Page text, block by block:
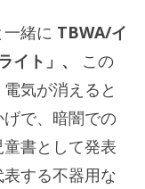
緒に TBWA/イ
イト」、
この
気が消えると
で、暗闇での
書として発表
する不器用な